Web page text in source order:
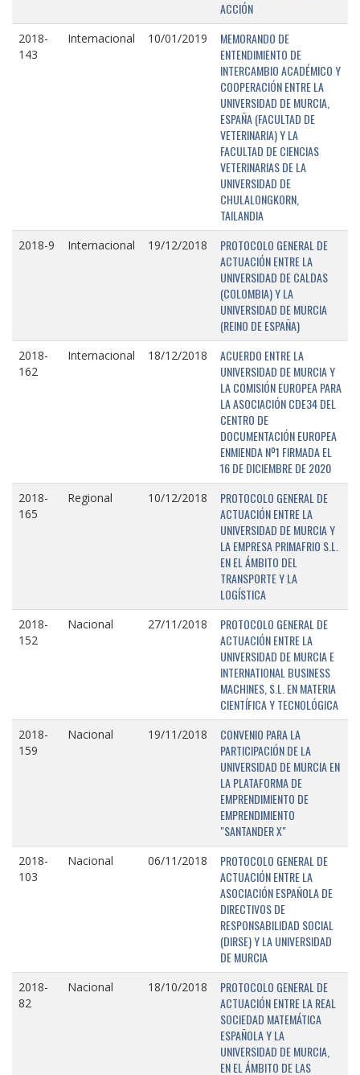
ACCIÓN
2018-
143
Internacional 10/01/2019
MEMORANDO DE
ENTENDIMIENTO DE
INTERCAMBIO ACADÉMICO Y
COOPERACIÓN ENTRE LA
UNIVERSIDAD DE MURCIA,
ESPAÑA (FACULTAD DE
VETERINARIA) Y LA
FACULTAD DE CIENCIAS
VETERINARIAS DE LA
UNIVERSIDAD DE
CHULALONGKORN,
TAILANDIA
2018-9 Internacional 19/12/2018
PROTOCOLO GENERAL DE
ACTUACIÓN ENTRE LA
UNIVERSIDAD DE CALDAS
(COLOMBIA) Y LA
UNIVERSIDAD DE MURCIA
(REINO DE ESPAÑA)
2018-
162
Internacional 18/12/2018
ACUERDO ENTRE LA
UNIVERSIDAD DE MURCIA Y
LA COMISIÓN EUROPEA PARA
LA ASOCIACIÓN CDE34 DEL
CENTRO DE
DOCUMENTACIÓN EUROPEA
ENMIENDA Nº1 FIRMADA EL
16 DE DICIEMBRE DE 2020
2018-
165
Regional 10/12/2018
PROTOCOLO GENERAL DE
ACTUACIÓN ENTRE LA
UNIVERSIDAD DE MURCIA Y
LA EMPRESA PRIMAFRIO S.L.
EN EL ÁMBITO DEL
TRANSPORTE Y LA
LOGÍSTICA
2018-
152
Nacional 27/11/2018
PROTOCOLO GENERAL DE
ACTUACIÓN ENTRE LA
UNIVERSIDAD DE MURCIA E
INTERNATIONAL BUSINESS
MACHINES, S.L. EN MATERIA
CIENTÍFICA Y TECNOLÓGICA
2018-
159
Nacional 19/11/2018
CONVENIO PARA LA
PARTICIPACIÓN DE LA
UNIVERSIDAD DE MURCIA EN
LA PLATAFORMA DE
EMPRENDIMIENTO DE
EMPRENDIMIENTO
"SANTANDER X"
2018-
103
Nacional 06/11/2018
PROTOCOLO GENERAL DE
ACTUACIÓN ENTRE LA
ASOCIACIÓN ESPAÑOLA DE
DIRECTIVOS DE
RESPONSABILIDAD SOCIAL
(DIRSE) Y LA UNIVERSIDAD
DE MURCIA
2018-
82
Nacional 18/10/2018
PROTOCOLO GENERAL DE
ACTUACIÓN ENTRE LA REAL
SOCIEDAD MATEMÁTICA
ESPAÑOLA Y LA
UNIVERSIDAD DE MURCIA,
EN EL ÁMBITO DE LAS